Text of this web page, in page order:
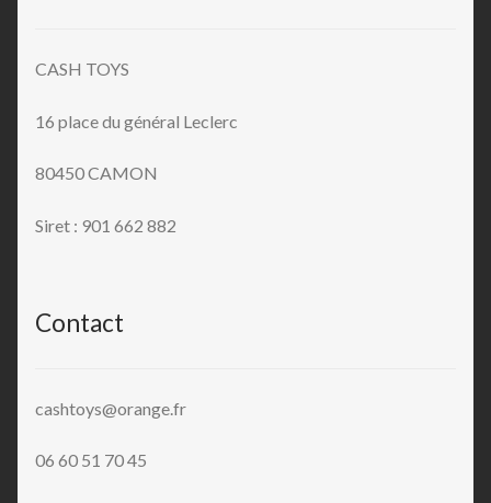
CASH TOYS
16 place du général Leclerc
80450 CAMON
Siret : 901 662 882
Contact
cashtoys@orange.fr
06 60 51 70 45